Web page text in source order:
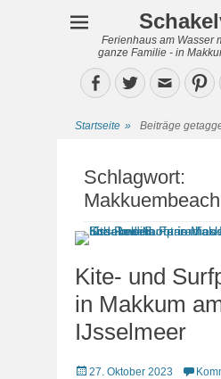
Ferienhaus am Wasser
ganze Familie - in
Facebook
TwitterEmail
Startseite » Beiträge
Schlagwort:
Makkuembeach
Kite- und
in Makkum
IJsselmeer
Veröffentlicht
27. Oktober 2023